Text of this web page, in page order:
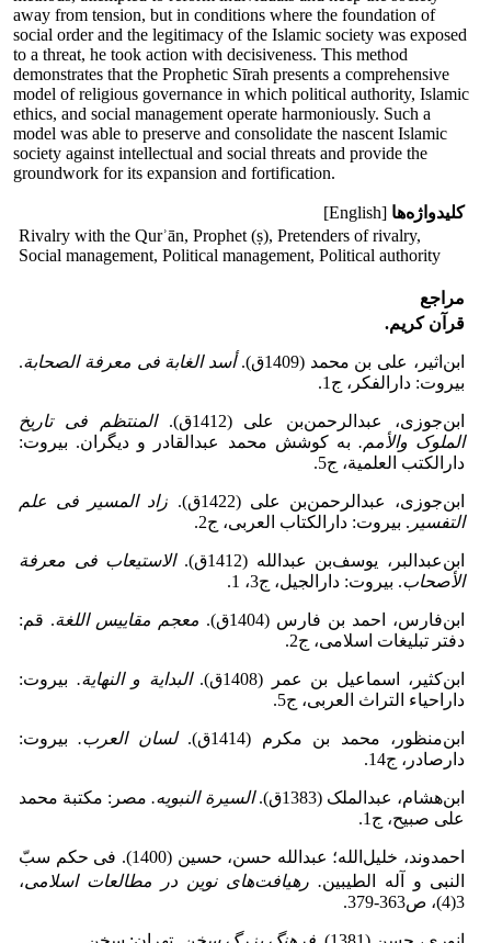
away from tension, but in conditions where the foundation of
social order and the legitimacy of the Islamic society was exposed
to a threat, he took action with decisiveness. This method
demonstrates that the Prophetic Sīrah presents a comprehensive
model of religious governance in which political authority, Islamic
ethics, and social management operate harmoniously. Such a
model was able to preserve and consolidate the nascent Islamic
society against intellectual and social threats and provide the
groundwork for its expansion and fortification.
کلیدواژه‌ها [English]
Rivalry with the Qurʾān, Prophet (ṣ), Pretenders of rivalry,
Social management, Political management, Political authority
مراجع
قرآن کریم.
ابن‌اثیر، علی بن محمد (1409ق). أسد الغابة فی معرفة الصحابة.
بیروت: دارالفکر، ج1.
ابن‌جوزی، عبدالرحمن‌بن علی (1412ق).
المنتظم فی تاریخ
الملوک والأمم. به کوشش محمد عبدالقادر و دیگران. بیروت:
دارالکتب العلمیة، ج5.
ابن‌جوزی، عبدالرحمن‌بن علی (1422ق).
زاد المسیر فی علم
التفسیر . بیروت: دارالکتاب العربی، ج2.
ابن‌عبدالبر، یوسف‌بن عبدالله (1412ق).
الاستیعاب فی معرفة
الأصحاب. بیروت: دارالجیل، ج3، 1.
ابن‌فارس، احمد بن فارس (1404ق). معجم مقاییس اللغة. قم:
دفتر تبلیغات اسلامی، ج2.
ابن‌کثیر، اسماعیل بن عمر (1408ق). البدایة و النهایة. بیروت:
داراحیاء التراث العربی، ج5.
ابن‌منظور، محمد بن مکرم (1414ق). لسان العرب.بیروت:
دارصادر، ج14.
ابن‌هشام، عبدالملک (1383ق). السیرة النبویه.مصر: مکتبة محمد
علی صبیح، ج1.
احمدوند، خلیل‌الله؛ عبدالله حسن، حسین (1400). فی حکم سبّ
النبی و آله الطیبین. رهیافت‌های نوین در مطالعات اسلامی،
3(4)، ص363-379.